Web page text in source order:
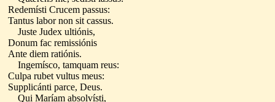
Redemísti Crucem passus:
Tantus labor non sit cassus.
Juste Judex ultiónis,
Donum fac remissiónis
Ante diem ratiónis.
Ingemísco, tamquam reus:
Culpa rubet vultus meus:
Supplicánti parce, Deus.
Qui Maríam absolvísti,